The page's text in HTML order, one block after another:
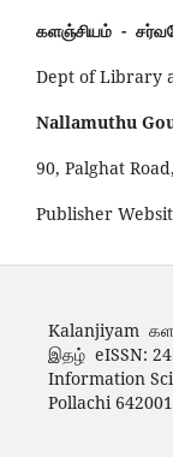
களஞ்சியம் -
Dept of Library
Nallamuthu
90, Palghat
Publisher
Kalanjiyam
இதழ் eISSN:
Information
Pollachi 642001